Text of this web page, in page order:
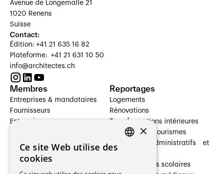
Avenue de Longemalle 21
1020 Renens
Suisse
Contact:
Édition: +41 21 635 16 82
Plateforme: +41 21 631 10 50
info@architectes.ch
Membres
Entreprises & mandataires
Fournisseurs
Entreprises
Architectes paysagistes
Architectes d'intérieur
Reportages
Logements
Rénovations
Transformations intérieures
Hôtelleries et tourismes
Bâtiments administratifs et
Établissements scolaires
×
Ce site Web utilise des
cookies